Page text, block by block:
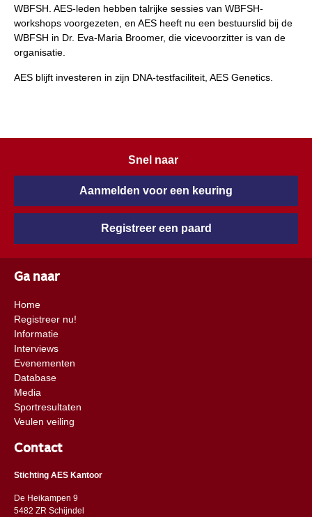
WBFSH. AES-leden hebben talrijke sessies van WBFSH-
workshops voorgezeten, en AES heeft nu een bestuurslid bij de
WBFSH in Dr. Eva-Maria Broomer, die vicevoorzitter is van de
organisatie.
AES blijft investeren in zijn DNA-testfaciliteit, AES Genetics.
Snel naar
Aanmelden voor een keuring
Registreer een paard
Ga naar
Home
Registreer nu!
Informatie
Interviews
Evenementen
Database
Media
Sportresultaten
Veulen veiling
Contact
Stichting AES Kantoor
De Heikampen 9
5482 ZR Schijndel